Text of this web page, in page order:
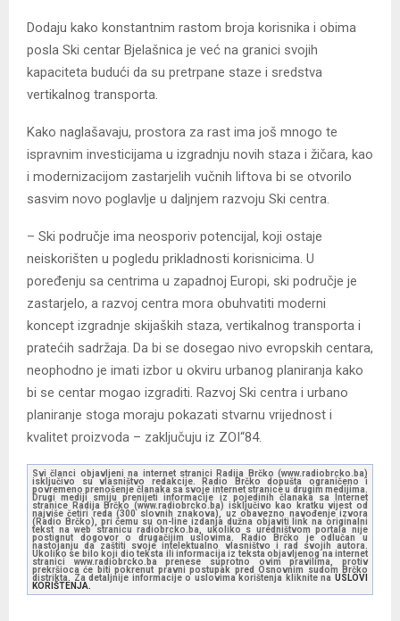
Dodaju kako konstantnim rastom broja korisnika i obima
posla Ski centar Bjelašnica je već na granici svojih
kapaciteta budući da su pretrpane staze i sredstva
vertikalnog transporta.
Kako naglašavaju, prostora za rast ima još mnogo te
ispravnim investicijama u izgradnju novih staza i žičara, kao
i modernizacijom zastarjelih vučnih liftova bi se otvorilo
sasvim novo poglavlje u daljnjem razvoju Ski centra.
– Ski područje ima neosporiv potencijal, koji ostaje
neiskorišten u pogledu prikladnosti korisnicima. U
poređenju sa centrima u zapadnoj Europi, ski područje je
zastarjelo, a razvoj centra mora obuhvatiti moderni
koncept izgradnje skijaških staza, vertikalnog transporta i
pratećih sadržaja. Da bi se dosegao nivo evropskih centara,
neophodno je imati izbor u okviru urbanog planiranja kako
bi se centar mogao izgraditi. Razvoj Ski centra i urbano
planiranje stoga moraju pokazati stvarnu vrijednost i
kvalitet proizvoda – zaključuju iz ZOI“84.
Svi članci objavljeni na internet stranici Radija Brčko (www.radiobrcko.ba)
isključivo su vlasništvo redakcije. Radio Brčko dopušta ograničeno i
povremeno prenošenje članaka sa svoje internet stranice u drugim medijima.
Drugi mediji smiju prenijeti informacije iz pojedinih članaka sa Internet
stranice Radija Brčko (www.radiobrcko.ba) isključivo kao kratku vijest od
najviše četiri reda (300 slovnih znakova), uz obavezno navođenje izvora
(Radio Brčko), pri čemu su on-line izdanja dužna objaviti link na originalni
tekst na web stranicu radiobrcko.ba, ukoliko s uredništvom portala nije
postignut dogovor o drugačijim uslovima. Radio Brčko je odlučan u
nastojanju da zaštiti svoje intelektualno vlasništvo i rad svojih autora.
Ukoliko se bilo koji dio teksta ili informacija iz teksta objavljenog na internet
stranici www.radiobrcko.ba prenese suprotno ovim pravilima, protiv
prekršioca će biti pokrenut pravni postupak pred Osnovnim sudom Brčko
distrikta. Za detaljnije informacije o uslovima korištenja kliknite na USLOVI
KORIŠTENJA.